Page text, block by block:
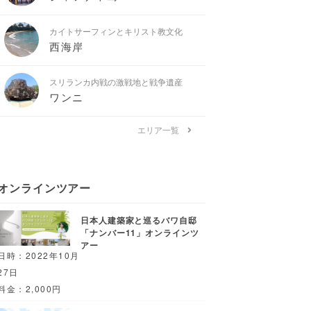
カイトサーフィンとキリスト教文化
西海岸
スリランカ内戦の激戦地と戦争遺産
ワンニ
エリア一覧
ンラインツアー
日本人建築家と巡るバワ自邸
「ナンバー11」オンラインツ
アー
時：2022年10月
日
金：2,000円